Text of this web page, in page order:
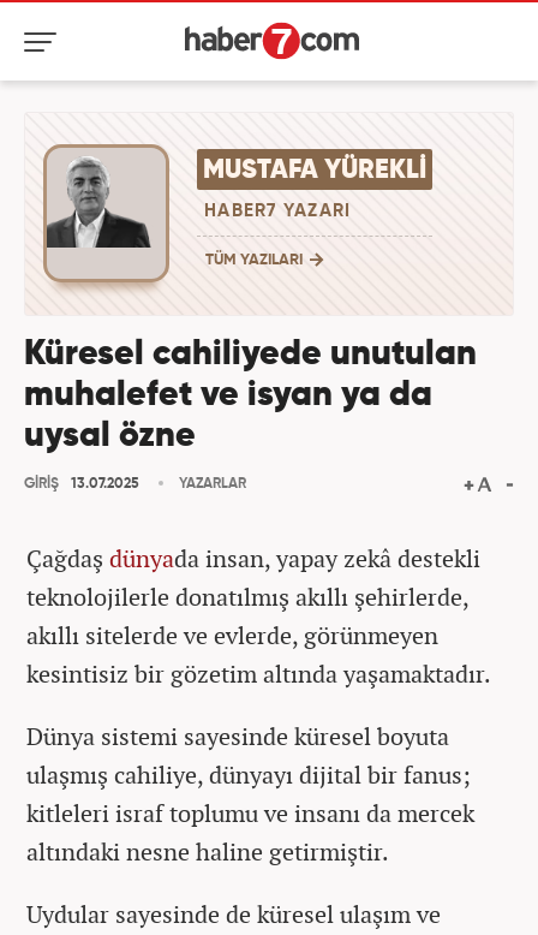
MUSTAFA YÜREKLI
HABER7 YAZARI
TÜM YAZILARI
Küresel cahiliyede unutulan
muhalefet ve isyan ya da
uysal özne
GİRİŞ 13.07.2025 YAZARLAR
Çağdaş dünyada insan, yapay zekâ destekli
teknolojilerle donatılmış akıllı şehirlerde,
akıllı sitelerde ve evlerde, görünmeyen
kesintisiz bir gözetim altında yaşamaktadır.
Dünya sistemi sayesinde küresel boyuta
ulaşmış cahiliye, dünyayı dijital bir fanus;
kitleleri israf toplumu ve insanı da mercek
altındaki nesne haline getirmiştir.
Uydular sayesinde de küresel ulaşım ve